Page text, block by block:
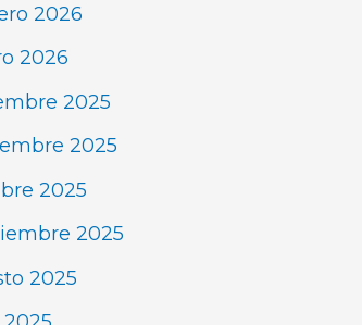
2026
2026
2025
2025
2025
2025
2025